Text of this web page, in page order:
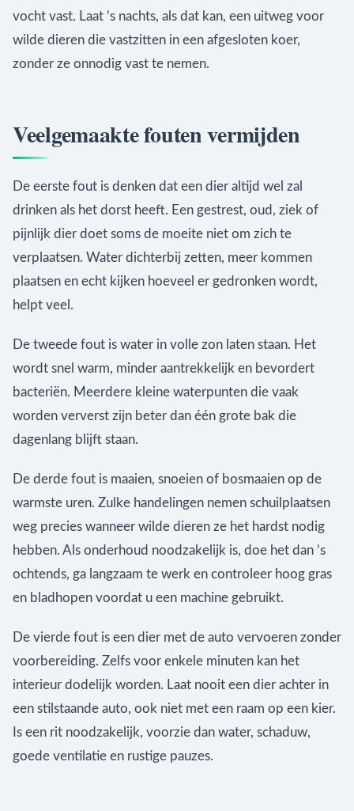
vocht vast. Laat ’s nachts, als dat kan, een uitweg voor
wilde dieren die vastzitten in een afgesloten koer,
zonder ze onnodig vast te nemen.
Veelgemaakte fouten vermijden
De eerste fout is denken dat een dier altijd wel zal
drinken als het dorst heeft. Een gestrest, oud, ziek of
pijnlijk dier doet soms de moeite niet om zich te
verplaatsen. Water dichterbij zetten, meer kommen
plaatsen en echt kijken hoeveel er gedronken wordt,
helpt veel.
De tweede fout is water in volle zon laten staan. Het
wordt snel warm, minder aantrekkelijk en bevordert
bacteriën. Meerdere kleine waterpunten die vaak
worden ververst zijn beter dan één grote bak die
dagenlang blijft staan.
De derde fout is maaien, snoeien of bosmaaien op de
warmste uren. Zulke handelingen nemen schuilplaatsen
weg precies wanneer wilde dieren ze het hardst nodig
hebben. Als onderhoud noodzakelijk is, doe het dan ’s
ochtends, ga langzaam te werk en controleer hoog gras
en bladhopen voordat u een machine gebruikt.
De vierde fout is een dier met de auto vervoeren zonder
voorbereiding. Zelfs voor enkele minuten kan het
interieur dodelijk worden. Laat nooit een dier achter in
een stilstaande auto, ook niet met een raam op een kier.
Is een rit noodzakelijk, voorzie dan water, schaduw,
goede ventilatie en rustige pauzes.